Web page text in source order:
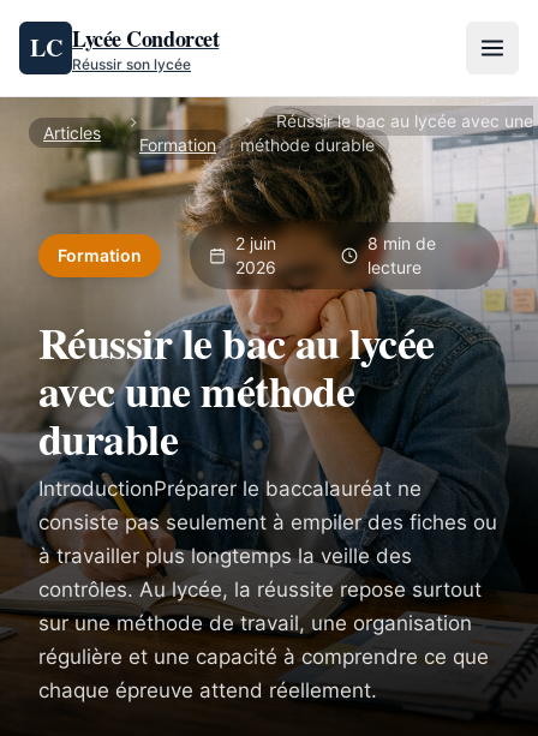
Aller au contenu
LC Lycée Condorcet
Réussir son lycée
Articles
Formation
Réussir le bac au lycée avec une
méthode durable
Formation
2 juin
2026
8 min de
lecture
Réussir le bac au lycée
avec une méthode
durable
IntroductionPréparer le baccalauréat ne
consiste pas seulement à empiler des fiches ou
à travailler plus longtemps la veille des
contrôles. Au lycée, la réussite repose surtout
sur une méthode de travail, une organisation
régulière et une capacité à comprendre ce que
chaque épreuve attend réellement.